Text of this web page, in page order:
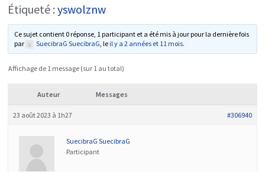
Étiqueté :yswolznw
Ce sujet contient 0 réponse, 1 participant et a été mis à jour pour la dernière fois
par
SuecibraG SuecibraG, le il y a 2 années et 11 mois.
Affichage de 1 message (sur 1 au total)
Auteur Messages
23 août 2023 à 1h27 #306940
SuecibraG SuecibraG
Participant